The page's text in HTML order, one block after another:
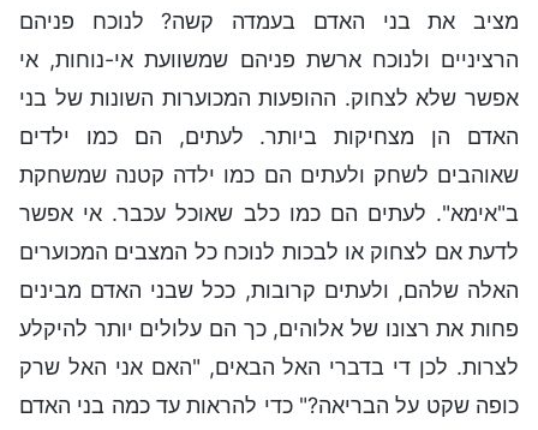
מציב את בני האדם בעמדה קשה? לנוכח פניהם
הרציניים ולנוכח ארשת פניהם שמשוועת אי-נוחות, אי
אפשר שלא לצחוק. ההופעות המכוערות השונות של בני
האדם הן מצחיקות ביותר. לעתים, הם כמו ילדים
שאוהבים לשחק ולעתים הם כמו ילדה קטנה שמשחקת
ב"אימא". לעתים הם כמו כלב שאוכל עכבר. אי אפשר
לדעת אם לצחוק או לבכות לנוכח כל המצבים המכוערים
האלה שלהם, ולעתים קרובות, ככל שבני האדם מבינים
פחות את רצונו של אלוהים, כך הם עלולים יותר להיקלע
לצרות. לכן די בדברי האל הבאים, "האם אני האל שרק
כופה שקט על הבריאה?" כדי להראות עד כמה בני האדם